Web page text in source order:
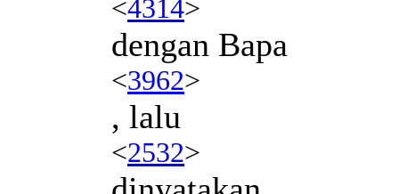
<4314>
dengan Bapa
<3962>
, lalu
<2532>